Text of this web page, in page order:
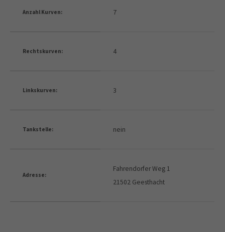
Anzahl Kurven: 7
Rechtskurven: 4
Linkskurven: 3
Tankstelle: nein
Adresse:
Fahrendorfer Weg 1
21502 Geesthacht